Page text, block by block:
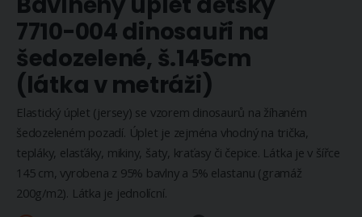
začátek
galerie
s
obrázky
7710-004 dinosauři na
šedozelené, š.145cm
(látka v metráži)
Elastický úplet (jersey) se vzorem dinosaurů na žíhaném
šedozeleném pozadí. Úplet je zejména vhodný na trička,
tepláky, elasťáky, mikiny, šaty, kraťasy či čepice. Látka je v šířce
145 cm, vyrobena z 95% bavlny a 5% elastanu (gramáž
200g/m2). Látka je jednolícní.